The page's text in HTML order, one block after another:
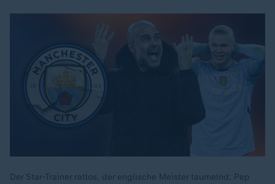
Der Star-Trainer ratlos, der englische Meister taumelnd: Pep